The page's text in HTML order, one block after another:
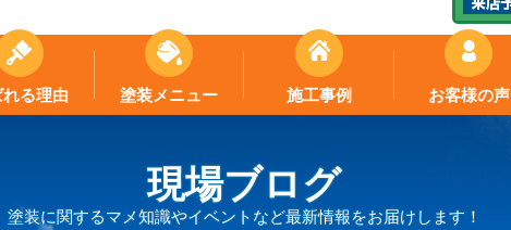
る理由 塗装メニュー 施工事例 お客様の声
現場ブログ
塗装に関するマメ知識やイベントなど最新情報をお届けします！